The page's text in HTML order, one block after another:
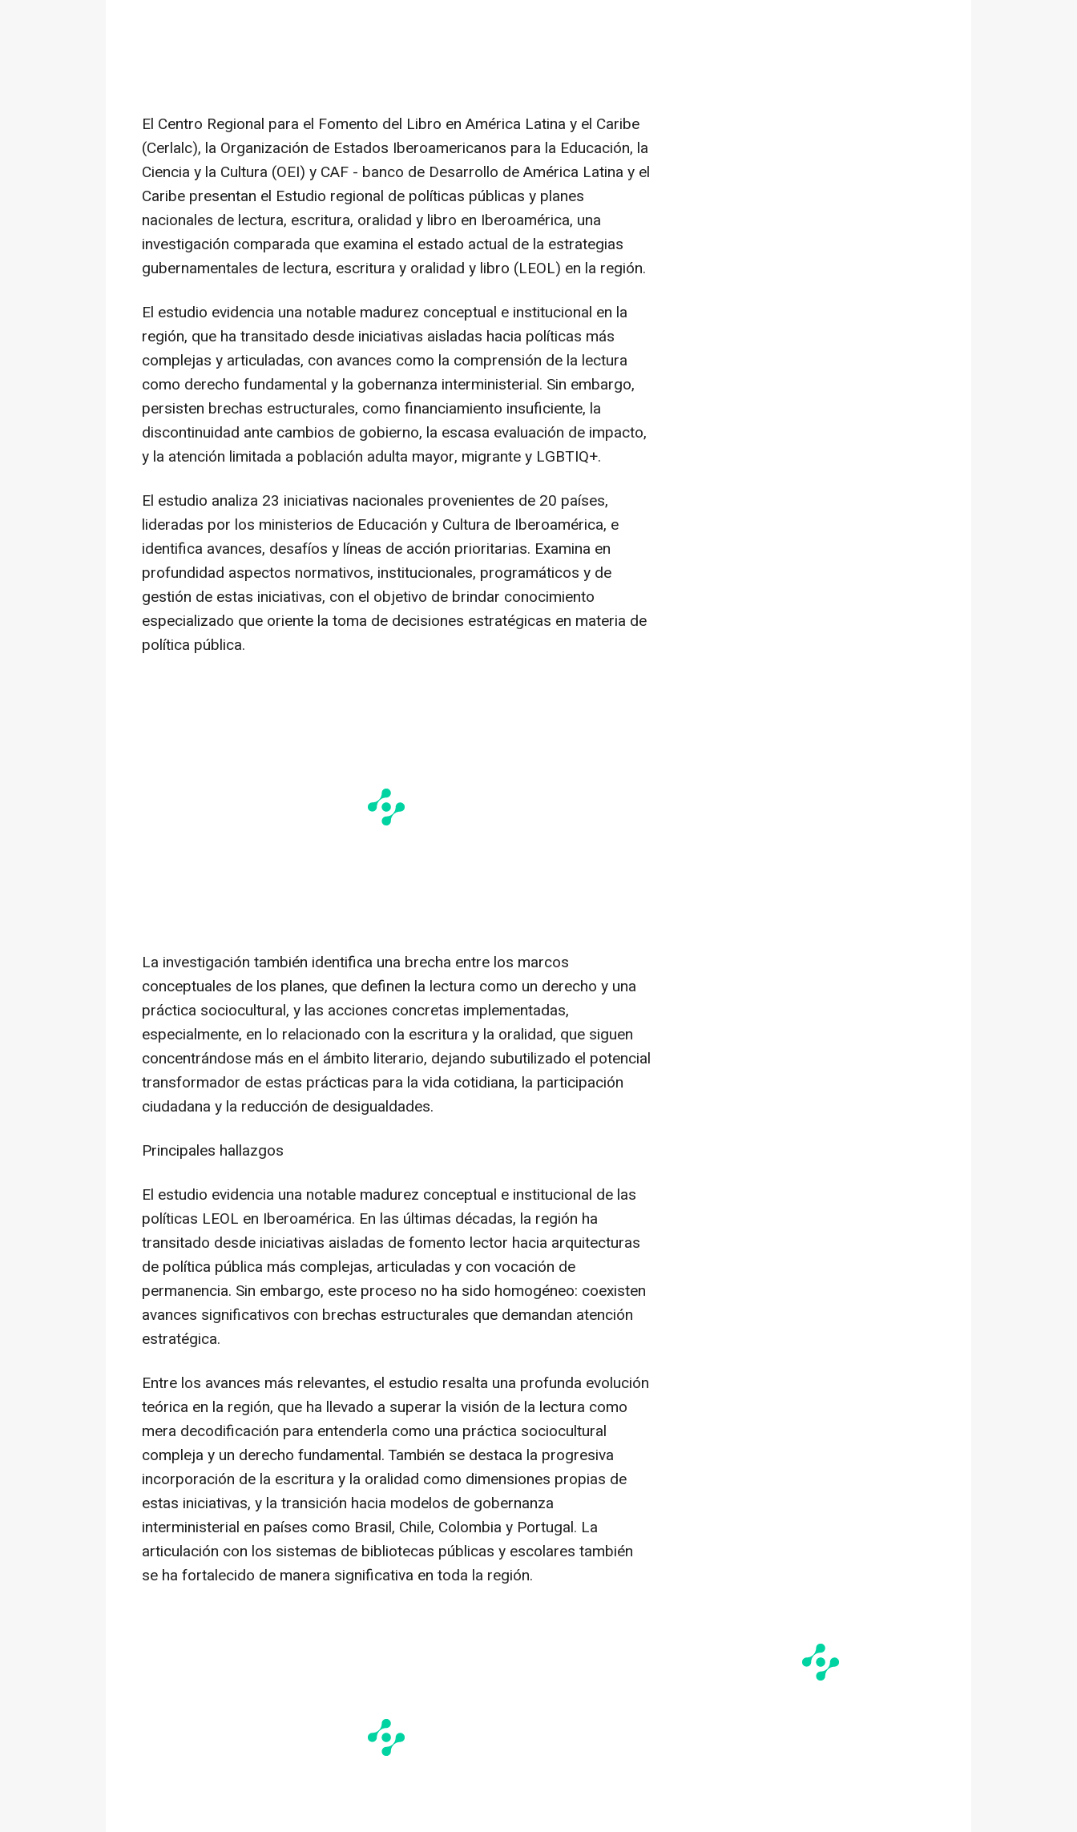
El Centro Regional para el Fomento del Libro en América Latina y el Caribe
(Cerlalc), la Organización de Estados Iberoamericanos para la Educación, la
Ciencia y la Cultura (OEI) y CAF - banco de Desarrollo de América Latina y el
Caribe presentan el Estudio regional de políticas públicas y planes
nacionales de lectura, escritura, oralidad y libro en Iberoamérica, una
investigación comparada que examina el estado actual de la estrategias
gubernamentales de lectura, escritura y oralidad y libro (LEOL) en la región.
El estudio evidencia una notable madurez conceptual e institucional en la
región, que ha transitado desde iniciativas aisladas hacia políticas más
complejas y articuladas, con avances como la comprensión de la lectura
como derecho fundamental y la gobernanza interministerial. Sin embargo,
persisten brechas estructurales, como financiamiento insuficiente, la
discontinuidad ante cambios de gobierno, la escasa evaluación de impacto,
y la atención limitada a población adulta mayor, migrante y LGBTIQ+.
El estudio analiza 23 iniciativas nacionales provenientes de 20 países,
lideradas por los ministerios de Educación y Cultura de Iberoamérica, e
identifica avances, desafíos y líneas de acción prioritarias. Examina en
profundidad aspectos normativos, institucionales, programáticos y de
gestión de estas iniciativas, con el objetivo de brindar conocimiento
especializado que oriente la toma de decisiones estratégicas en materia de
política pública.
La investigación también identifica una brecha entre los marcos
conceptuales de los planes, que definen la lectura como un derecho y una
práctica sociocultural, y las acciones concretas implementadas,
especialmente, en lo relacionado con la escritura y la oralidad, que siguen
concentrándose más en el ámbito literario, dejando subutilizado el potencial
transformador de estas prácticas para la vida cotidiana, la participación
ciudadana y la reducción de desigualdades.
Principales hallazgos
El estudio evidencia una notable madurez conceptual e institucional de las
políticas LEOL en Iberoamérica. En las últimas décadas, la región ha
transitado desde iniciativas aisladas de fomento lector hacia arquitecturas
de política pública más complejas, articuladas y con vocación de
permanencia. Sin embargo, este proceso no ha sido homogéneo: coexisten
avances significativos con brechas estructurales que demandan atención
estratégica.
Entre los avances más relevantes, el estudio resalta una profunda evolución
teórica en la región, que ha llevado a superar la visión de la lectura como
mera decodificación para entenderla como una práctica sociocultural
compleja y un derecho fundamental. También se destaca la progresiva
incorporación de la escritura y la oralidad como dimensiones propias de
estas iniciativas, y la transición hacia modelos de gobernanza
interministerial en países como Brasil, Chile, Colombia y Portugal. La
articulación con los sistemas de bibliotecas públicas y escolares también
se ha fortalecido de manera significativa en toda la región.